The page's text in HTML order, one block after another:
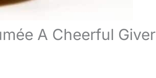
A Cheerful Giver